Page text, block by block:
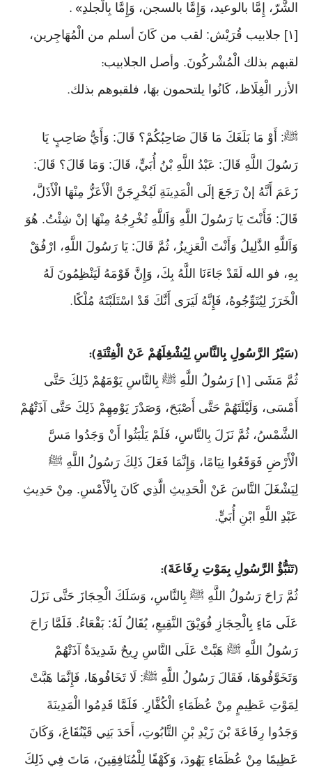
الشَّرّ، إِمَّا بالوعيد، وَإِمَّا بالسجن، وَإِمَّا بِالْجلدِ» .
[١] جلابيب قُرَيْش: لقب من كَانَ أسلم من الْمُهَاجِرين،
لقبهم بذلك الْمُشْركُونَ. وأصل الجلابيب:
الأزر الْغِلَاظ، كَانُوا يلتحمون بهَا، فلقبوهم بذلك.
ﷺ: أَوْ مَا بَلَغَكَ مَا قَالَ صَاحِبُكُمْ؟ قَالَ: وَأَيُّ صَاحِبٍ يَا
رَسُولَ اللَّهِ قَالَ: عَبْدُ اللَّهِ بْنُ أُبَيٍّ، قَالَ: وَمَا قَالَ؟ قَالَ:
زَعَمَ أَنَّهُ إنْ رَجَعَ إلَى الْمَدِينَةِ لَيُخْرِجَنَّ الْأَعَزُّ مِنْهَا الْأَذَلَّ،
قَالَ: فَأَنْتَ يَا رَسُولَ اللَّهِ وَاَللَّهِ تُخْرِجُهُ مِنْهَا إنْ شِئْتُ. هُوَ
وَاَللَّهِ الذَّلِيلُ وَأَنْتَ الْعَزِيزُ، ثُمَّ قَالَ: يَا رَسُولَ اللَّهِ، ارْفُقْ
بِهِ، فو الله لَقَدْ جَاءَنَا اللَّهُ بِكَ، وَإِنَّ قَوْمَهُ لَيَنْظِمُونَ لَهُ
الْخَرَزَ لِيُتَوِّجُوهُ، فَإِنَّهُ لَيَرَى أَنَّكَ قَدْ اسْتَلَبْتَهُ مُلْكًا.
(سَيْرُ الرَّسُولِ بِالنَّاسِ لِيُشْغِلَهُمْ عَنْ الْفِتْنَةِ):
ثُمَّ مَشَى [١] رَسُولُ اللَّهِ ﷺ بِالنَّاسِ يَوْمَهُمْ ذَلِكَ حَتَّى
أَمْسَى، وَلَيْلَتَهُمْ حَتَّى أَصْبَحَ، وَصَدْرَ يَوْمِهِمْ ذَلِكَ حَتَّى آذَتْهُمْ
الشَّمْسُ، ثُمَّ نَزَلَ بِالنَّاسِ، فَلَمْ يَلْبَثُوا أَنْ وَجَدُوا مَسَّ
الْأَرْضِ فَوَقَعُوا نِيَامًا، وَإِنَّمَا فَعَلَ ذَلِكَ رَسُولُ اللَّهِ ﷺ
لِيَشْغَلَ النَّاسَ عَنْ الْحَدِيثِ الَّذِي كَانَ بِالْأَمْسِ. مِنْ حَدِيثِ
عَبْدِ اللَّهِ ابْنِ أُبَيٍّ.
(تَنَبُّؤُ الرَّسُولِ بِمَوْتِ رِفَاعَةَ):
ثُمَّ رَاحَ رَسُولُ اللَّهِ ﷺ بِالنَّاسِ، وَسَلَكَ الْحِجَازَ حَتَّى نَزَلَ
عَلَى مَاءٍ بِالْحِجَازِ فُوَيْقَ النَّقِيعِ، يُقَالُ لَهُ: بَقْعَاءُ. فَلَمَّا رَاحَ
رَسُولُ اللَّهِ ﷺ هَبَّتْ عَلَى النَّاسِ رِيحٌ شَدِيدَةٌ آذَتْهُمْ
وَتَخَوَّفُوهَا، فَقَالَ رَسُولُ اللَّهِ ﷺ: لَا تَخَافُوهَا، فَإِنَّمَا هَبَّتْ
لِمَوْتِ عَظِيمٍ مِنْ عُظَمَاءِ الْكُفَّارِ. فَلَمَّا قَدِمُوا الْمَدِينَةَ
وَجَدُوا رِفَاعَةَ بْنَ زَيْدِ بْنِ التَّابُوتِ، أَحَدَ بَنِي قَيْنُقَاعَ، وَكَانَ
عَظِيمًا مِنْ عُظَمَاءِ يَهُودَ، وَكَهْفًا لِلْمُنَافِقِينَ، مَاتَ فِي ذَلِكَ